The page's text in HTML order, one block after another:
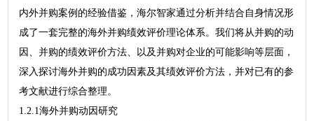
内外并购案例的经验借鉴，海尔智家通过分析并结合自身情况形
成了一套完整的海外并购绩效评价理论体系。我们将从并购的动
因、并购的绩效评价方法、以及并购对企业的可能影响等层面，
深入探讨海外并购的成功因素及其绩效评价方法，并对已有的参
考文献进行综合整理。
1.2.1海外并购动因研究